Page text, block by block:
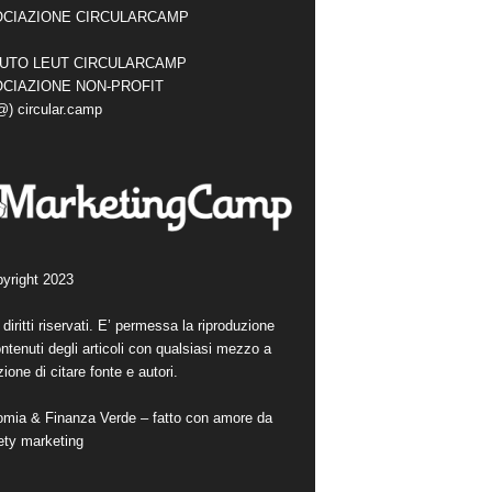
CIRCULARCAMP
LEUT CIRCULARCAMP
NON-PROFIT
circular.camp
2023
riservati. E’ permessa la riproduzione
degli articoli con qualsiasi mezzo a
di citare fonte e autori.
& Finanza Verde – fatto con amore da
marketing